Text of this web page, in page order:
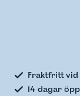
Fraktfritt vid
14 dagar